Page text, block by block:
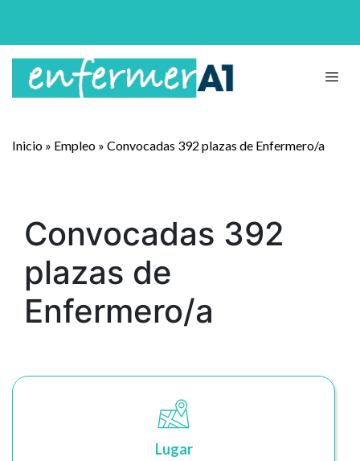
Inicio » Empleo » Convocadas 392 plazas de Enfermero/a
Convocadas 392
plazas de
Enfermero/a
Lugar